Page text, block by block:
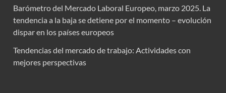
Barómetro del Mercado Laboral Europeo, marzo 2025. La
tendencia a la baja se detiene por el momento – evolución
dispar en los países europeos
Tendencias del mercado de trabajo: Actividades con
mejores perspectivas